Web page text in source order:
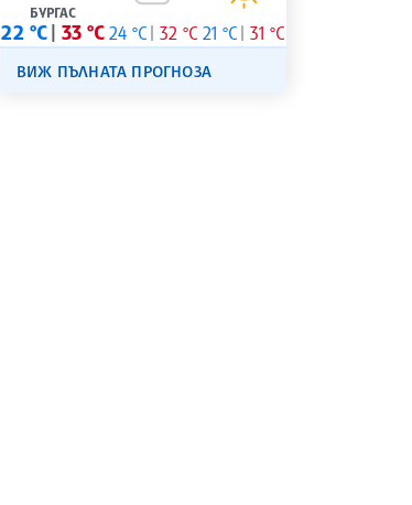
БУРГАС
22 °C 33 °C 24 °C 32 °C 21 °C 31 °C
ВИЖ ПЪЛНАТА ПРОГНОЗА